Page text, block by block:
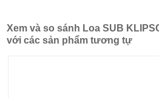
Xem và so sánh Loa SUB
với các sản phẩm tương tự